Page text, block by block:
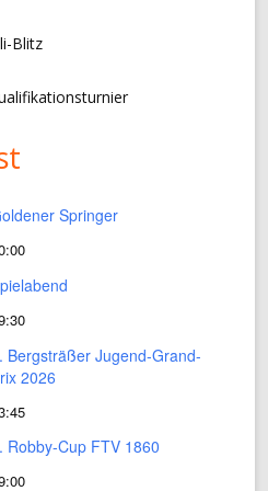
Blitz
Springer
Bergsträßer Jugend-Grand-
2026
Robby-Cup FTV 1860